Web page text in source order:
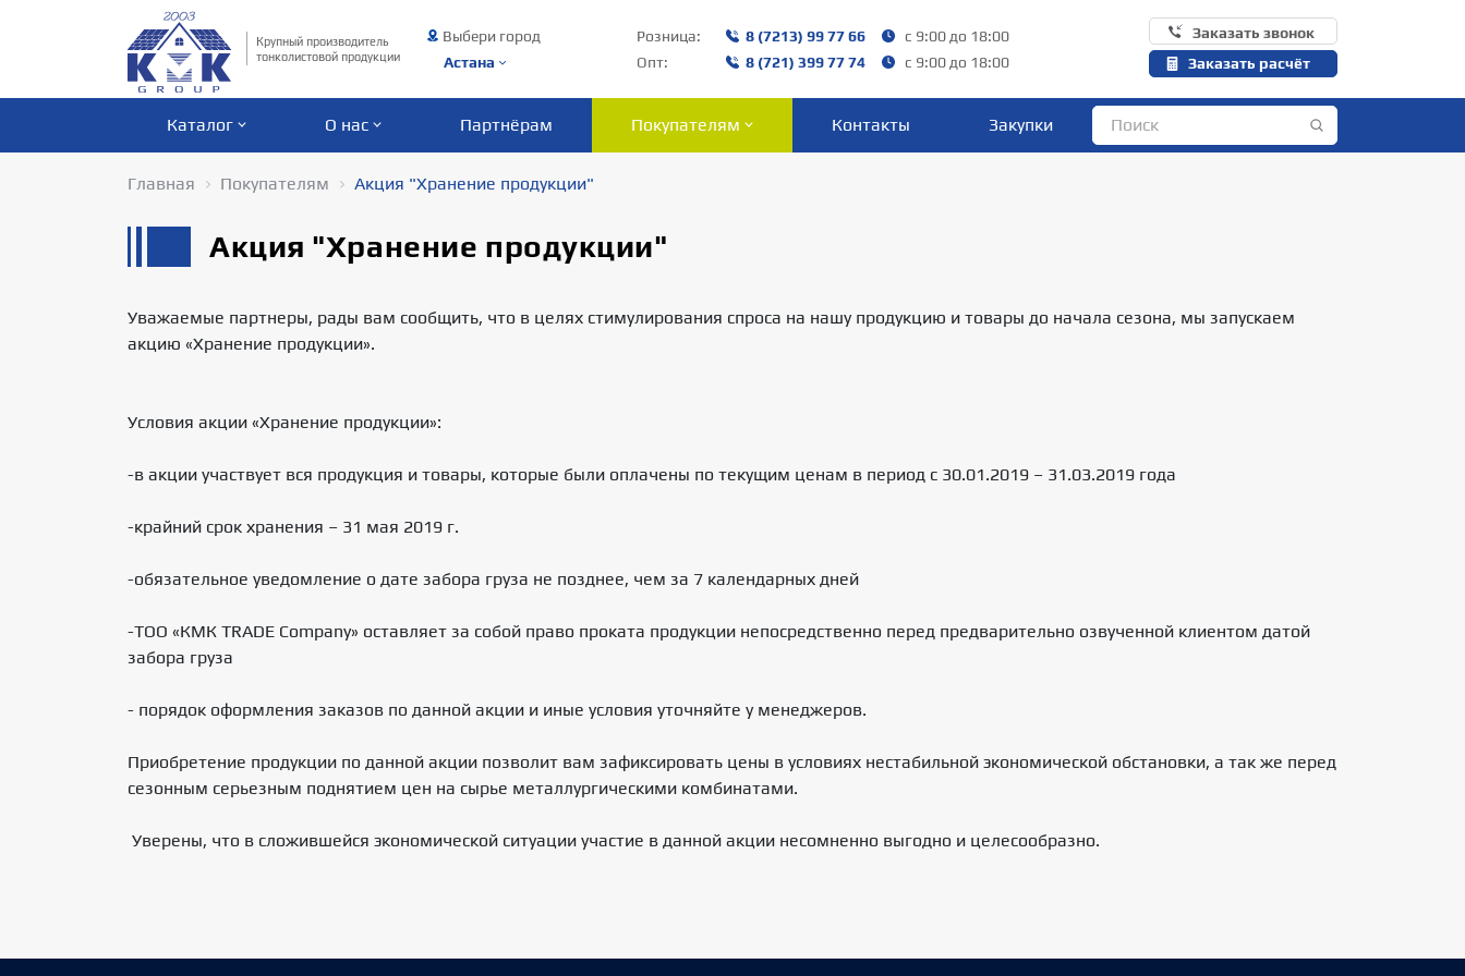
Крупный производитель
тонколистовой продукции
Выбери город
Астана
Розница: 8 (7213) 99 77 66
с 9:00 до 18:00
Опт:
8 (721) 399 77 74 с 9:00 до 18:00
Заказать звонок
Заказать расчёт
Каталог О нас Партнёрам Покупателям Контакты Закупки
Главная Покупателям Акция "Хранение продукции"
Акция "Хранение продукции"
Уважаемые партнеры, рады вам сообщить, что в целях стимулирования спроса на нашу продукцию и товары до начала сезона, мы запускаем
акцию «Хранение продукции».
Условия акции «Хранение продукции»:
-в акции участвует вся продукция и товары, которые были оплачены по текущим ценам в период с 30.01.2019 – 31.03.2019 года
-крайний срок хранения – 31 мая 2019 г.
-обязательное уведомление о дате забора груза не позднее, чем за 7 календарных дней
-ТОО «КМК TRADE Company» оставляет за собой право проката продукции непосредственно перед предварительно озвученной клиентом датой
забора груза
- порядок оформления заказов по данной акции и иные условия уточняйте у менеджеров.
Приобретение продукции по данной акции позволит вам зафиксировать цены в условиях нестабильной экономической обстановки, а так же перед
сезонным серьезным поднятием цен на сырье металлургическими комбинатами.
Уверены, что в сложившейся экономической ситуации участие в данной акции несомненно выгодно и целесообразно.